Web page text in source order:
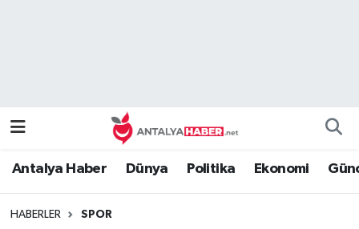
Antalya Haber Dünya Politika Ekonomi
HABERLER SPOR
Namaz Vakitleri